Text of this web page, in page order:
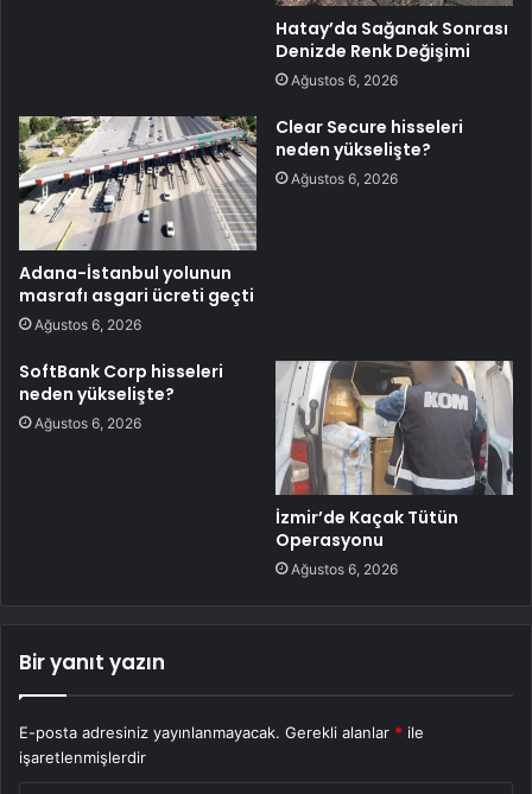
Hatay’da Sağanak Sonrası
Denizde Renk Değişimi
Ağustos 6, 2026
Adana-İstanbul yolunun
masrafı asgari ücreti geçti
Ağustos 6, 2026
Clear Secure hisseleri
neden yükselişte?
Ağustos 6, 2026
SoftBank Corp hisseleri
neden yükselişte?
Ağustos 6, 2026
İzmir’de Kaçak Tütün
Operasyonu
Ağustos 6, 2026
Bir yanıt yazın
E-posta adresiniz yayınlanmayacak. Gerekli alanlar * ile
işaretlenmişlerdir